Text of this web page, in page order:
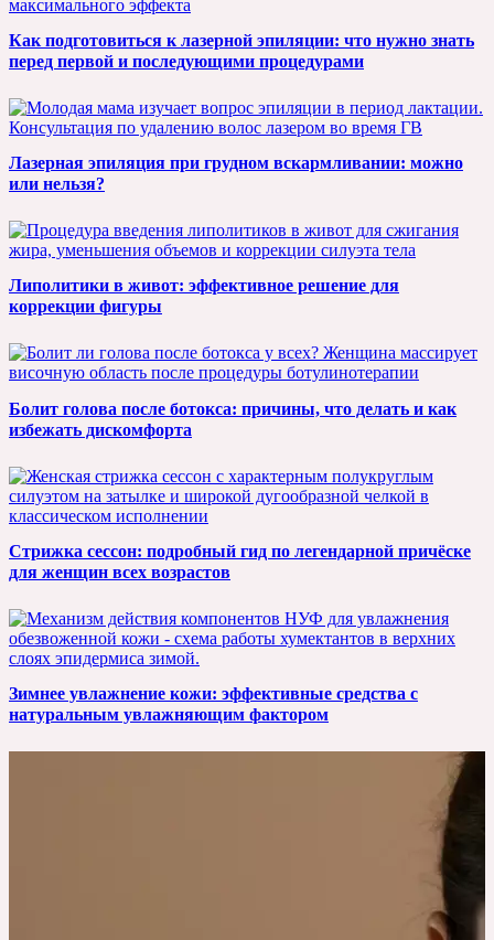
Как подготовиться к лазерной эпиляции: что нужно знать
перед первой и последующими процедурами
Лазерная эпиляция при грудном вскармливании: можно
или нельзя?
Липолитики в живот: эффективное решение для
коррекции фигуры
Болит голова после ботокса: причины, что делать и как
избежать дискомфорта
Стрижка сессон: подробный гид по легендарной причёске
для женщин всех возрастов
Зимнее увлажнение кожи: эффективные средства с
натуральным увлажняющим фактором